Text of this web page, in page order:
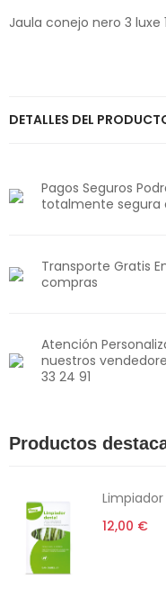
Jaula conejo nero 3 luxe
DETALLES DEL
Pagos Seguros
totalmente segura
Transporte Gratis
compras
Atención
nuestros
33 24 91
Productos
12,00 €